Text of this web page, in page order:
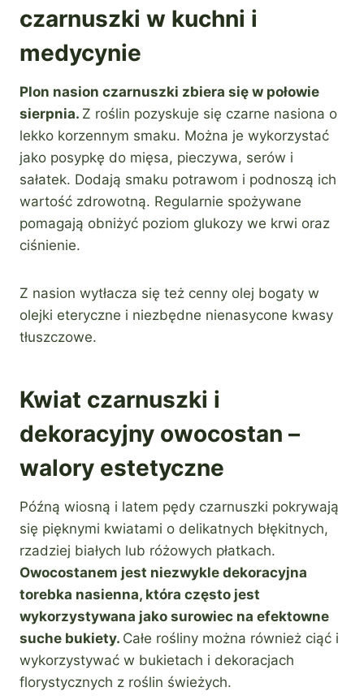
czarnuszki w kuchni i
medycynie
Plon nasion czarnuszki zbiera się w połowie
sierpnia. Z roślin pozyskuje się czarne nasiona o
lekko korzennym smaku. Można je wykorzystać
jako posypkę do mięsa, pieczywa, serów i
sałatek. Dodają smaku potrawom i podnoszą ich
wartość zdrowotną. Regularnie spożywane
pomagają obniżyć poziom glukozy we krwi oraz
ciśnienie.
Z nasion wytłacza się też cenny olej bogaty w
olejki eteryczne i niezbędne nienasycone kwasy
tłuszczowe.
Kwiat czarnuszki i
dekoracyjny owocostan –
walory estetyczne
Późną wiosną i latem pędy czarnuszki pokrywają
się pięknymi kwiatami o delikatnych błękitnych,
rzadziej białych lub różowych płatkach.
Owocostanem jest niezwykle dekoracyjna
torebka nasienna, która często jest
wykorzystywana jako surowiec na efektowne
suche bukiety. Całe rośliny można również ciąć i
wykorzystywać w bukietach i dekoracjach
florystycznych z roślin świeżych.